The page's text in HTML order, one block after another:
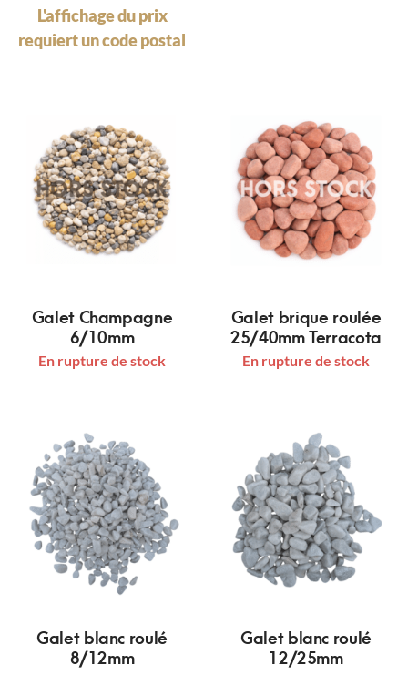
L'affichage du prix
requiert un code postal
Galet Champagne
6/10mm
En rupture de stock
Galet brique roulée
25/40mm Terracota
En rupture de stock
Galet blanc roulé
8/12mm
Galet blanc roulé
12/25mm